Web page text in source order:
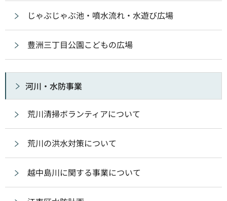
じゃぶじゃぶ池・噴水流れ・水遊び広場
豊洲三丁目公園こどもの広場
河川・水防事業
荒川清掃ボランティアについて
荒川の洪水対策について
越中島川に関する事業について